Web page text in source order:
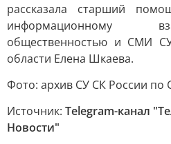
рассказала старший
информационному
общественностью и СМИ
области Елена Шкаева.
Фото: архив СУ СК России по
Источник: Telegram-канал
Новости"